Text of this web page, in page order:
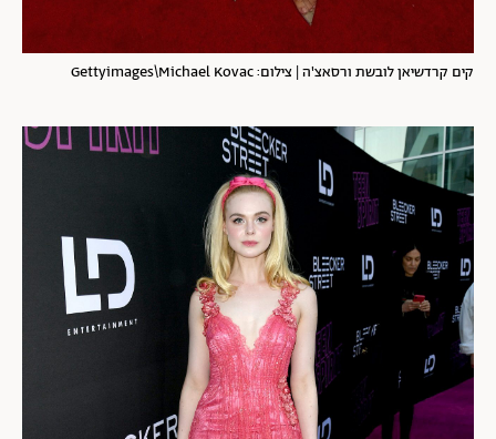
קים קרדשיאן לובשת ורסאצ'ה | צילום: Gettyimages\Michael Kovac